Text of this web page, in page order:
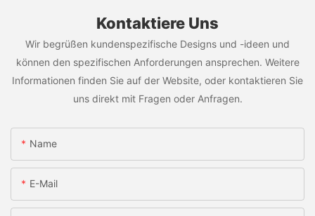
Kontaktiere Uns
Wir begrüßen kundenspezifische Designs und -ideen und
können den spezifischen Anforderungen ansprechen. Weitere
Informationen finden Sie auf der Website, oder kontaktieren Sie
uns direkt mit Fragen oder Anfragen.
Name
E-Mail